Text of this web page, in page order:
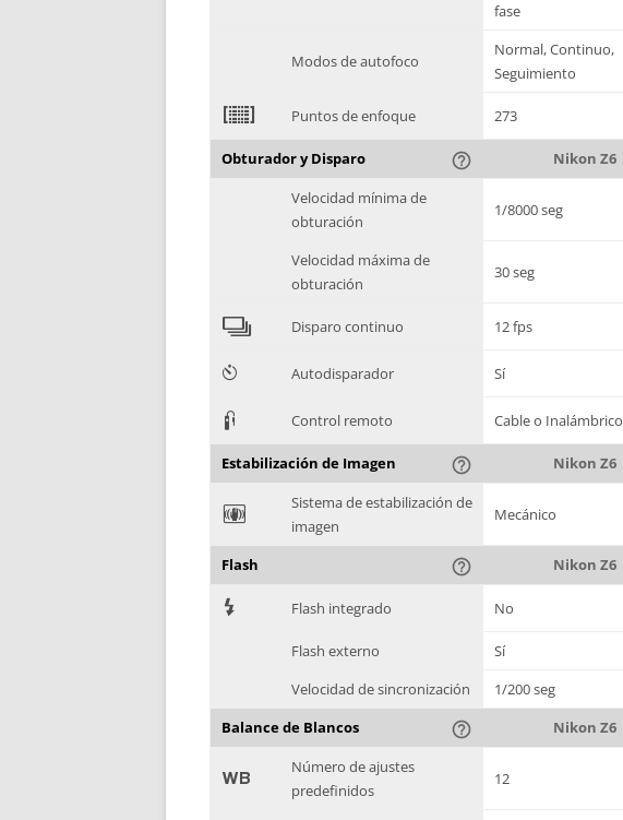
fase
Modos de autofoco
Normal, Continuo,
Seguimiento
2 Puntos de enfoque 273
Obturador y Disparo help_outline Nikon Z6
Velocidad mínima de
obturación
1/8000 seg
Velocidad máxima de
obturación
30 seg
4 Disparo continuo 12 fps
6 Autodisparador Sí
3 Control remoto Cable o Inalámbrico
Estabilización de Imagen help_outline Nikon Z6
F
Sistema de estabilización de
imagen
Mecánico
Flash help_outline Nikon Z6
7 Flash integrado No
Flash externo Sí
Velocidad de sincronización
1/200 seg
Balance de Blancos
help_outline Nikon Z6
9
Número de ajustes
predefinidos
12